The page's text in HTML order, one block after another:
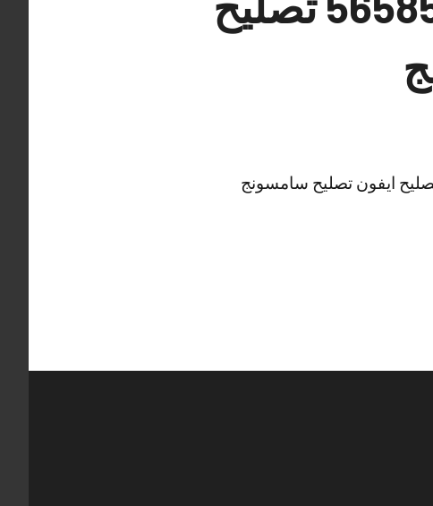
ايفون تصليح سامسونج